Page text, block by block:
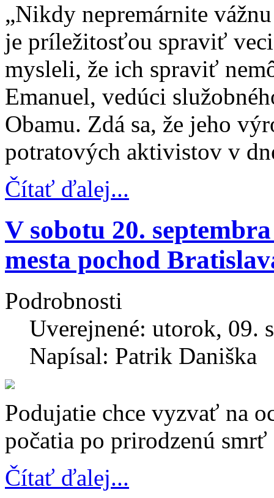
„Nikdy nepremárnite
je príležitosťou spraviť
mysleli, že ich spraviť
Emanuel, vedúci
Obamu. Zdá sa, že jeho
potratových aktivistov v
Čítať ďalej...
V sobotu 20.
mesta pochod
Podrobnosti
Uverejnené: utorok, 09.
Napísal: Patrik Daniška
Podujatie chce vyzvať na
počatia po prirodzenú smrť
Čítať ďalej...